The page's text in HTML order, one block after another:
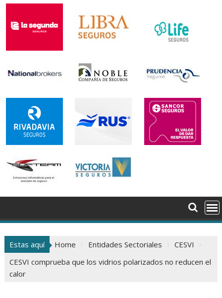
Estas aquí Home Entidades Sectoriales
CESVI
CESVI comprueba que los vidrios polarizados no reducen el
calor